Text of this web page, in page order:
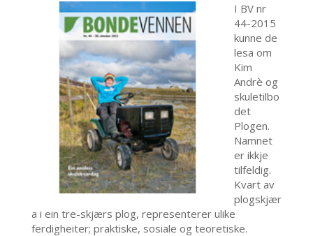
I BV nr
44-2015
kunne de
lesa om
Kim
Andrè og
skuletilbo
det
Plogen.
Namnet
er ikkje
tilfeldig.
Kvart av
plogskjær
a i ein tre-skjærs plog, representerer ulike
ferdigheiter; praktiske, sosiale og teoretiske.